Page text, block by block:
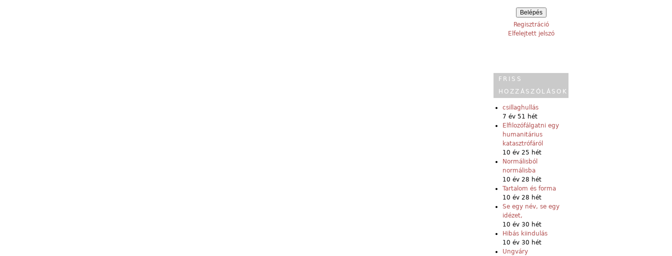
Regisztráció
Elfelejtett jelszó
FRISS
HOZZÁSZÓLÁSOK
csillaghullás
7 év 51 hét
Elfilozófálgatni egy
humanitárius
katasztrófáról
10 év 25 hét
Normálisból
normálisba
10 év 28 hét
Tartalom és forma
10 év 28 hét
Se egy név, se egy
idézet,
10 év 30 hét
Hibás kiindulás
10 év 30 hét
Ungváry